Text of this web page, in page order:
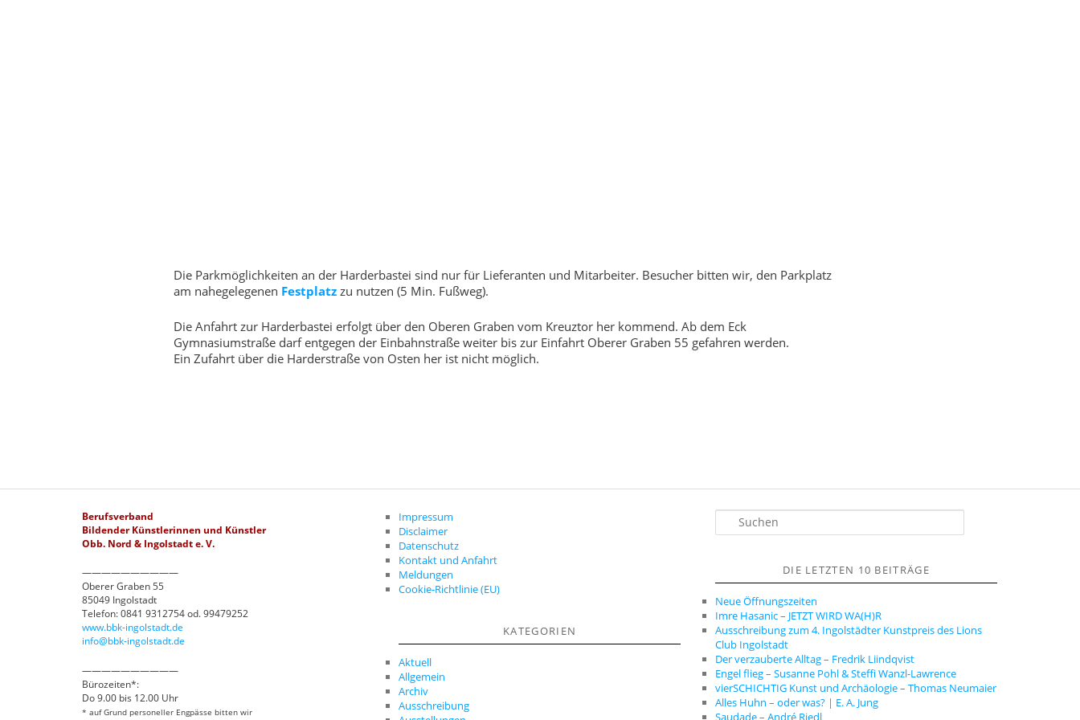
Die Parkmöglichkeiten an der Harderbastei sind nur für Lieferanten und Mitarbeiter. Besucher bitten wir, den Parkplatz
am nahegelegenen Festplatz zu nutzen (5 Min. Fußweg).
Die Anfahrt zur Harderbastei erfolgt über den Oberen Graben vom Kreuztor her kommend. Ab dem Eck
Gymnasiumstraße darf entgegen der Einbahnstraße weiter bis zur Einfahrt Oberer Graben 55 gefahren werden.
Ein Zufahrt über die Harderstraße von Osten her ist nicht möglich.
Berufsverband
Bildender Künstlerinnen und Künstler
Obb. Nord & Ingolstadt e. V.
——————————
Oberer Graben 55
85049 Ingolstadt
Telefon: 0841 9312754 od. 99479252
www.bbk-ingolstadt.de
info@bbk-ingolstadt.de
——————————
Bürozeiten*:
Do 9.00 bis 12.00 Uhr
* auf Grund personeller Engpässe bitten wir
Impressum
Disclaimer
Datenschutz
Kontakt und Anfahrt
Meldungen
Cookie-Richtlinie (EU)
KATEGORIEN
Aktuell
Allgemein
Archiv
Ausschreibung
n
DIE LETZTEN 10 BEITRÄGE
Neue Öffnungszeiten
Imre Hasanic – JETZT WIRD WA(H)R
Ausschreibung zum 4. Ingolstädter Kunstpreis des Lions
Club Ingolstadt
Der verzauberte Alltag – Fredrik Liindqvist
Engel flieg – Susanne Pohl & Steffi Wanzl-Lawrence
vierSCHICHTIG Kunst und Archäologie – Thomas Neumaier
Alles Huhn – oder was? | E. A. Jung
Saudade – André Riedl